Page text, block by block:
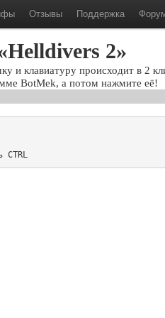
Отзывы Поддержка
2»
и клавиатуру происходит в 2
BotMek, а потом нажмите её!
CTRL